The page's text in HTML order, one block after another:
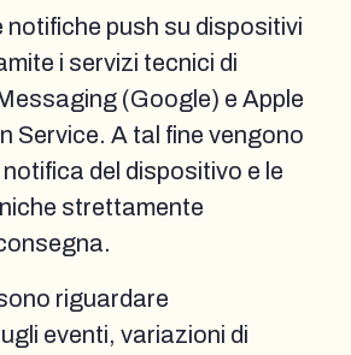
notifiche push su dispositivi
i servizi tecnici di
(Google) e Apple
Service. A tal fine vengono
del dispositivo e le
strettamente
riguardare
eventi, variazioni di